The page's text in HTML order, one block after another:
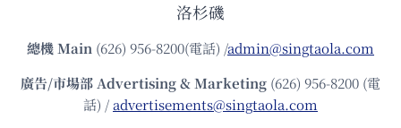
洛杉磯
總機Main (626) 956-8200(電話) /admin@singtaola.com
廣告/市場部Advertising & Marketing (626) 956-8200 (電
話) /advertisements@singtaola.com